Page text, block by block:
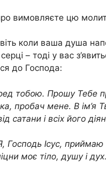
вимовляєте цю
коли ваша душа
серці – тоді у вас
до Господа:
тобою. Прошу Тебе
пробач мене. В ім’я
сатани і всіх його
Господь Ісус,
моє тiло, душу і дух.